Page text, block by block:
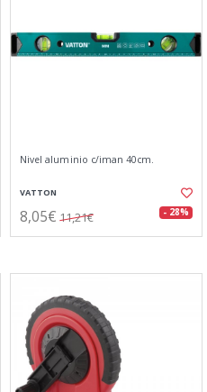
Nivel aluminio c/iman 40cm.
VATTON
8,05€ 11,21€ - 28%